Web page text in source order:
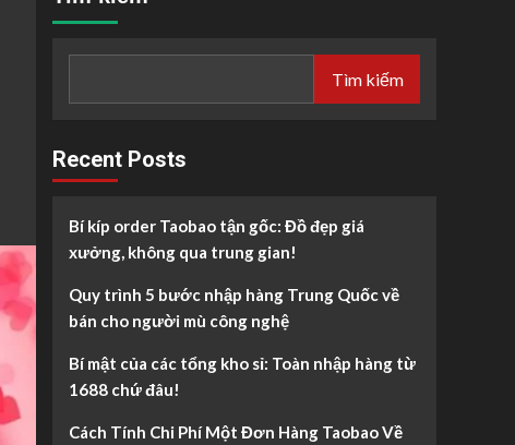
Tìm kiếm
Recent Posts
Bí kíp order Taobao tận gốc: Đồ đẹp giá
xưởng, không qua trung gian!
Quy trình 5 bước nhập hàng Trung Quốc về
bán cho người mù công nghệ
Bí mật của các tổng kho sỉ: Toàn nhập hàng từ
1688 chứ đâu!
Cách Tính Chi Phí Một Đơn Hàng Taobao Về